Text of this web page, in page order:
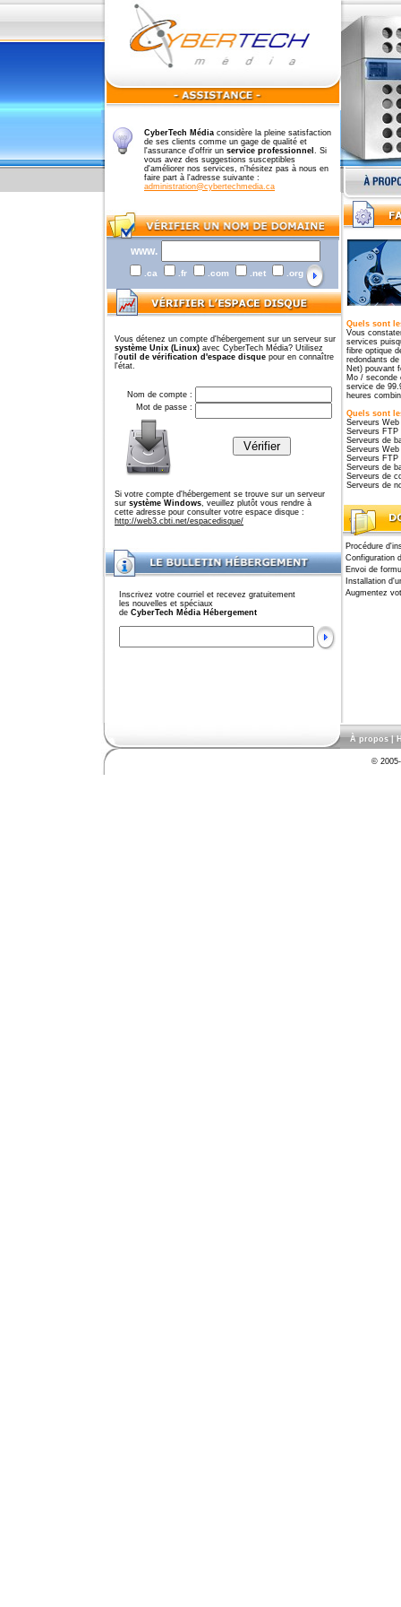
CyberTech Média considère la pleine satisfaction
de ses clients comme un gage de qualité et
l'assurance d'offrir un service professionnel . Si
vous avez des suggestions susceptibles
d'améliorer nos services, n'hésitez pas à nous en
faire part à l'adresse suivante :
administration@cybertechmedia.ca
www.
.ca .fr .com .net .org
Vous détenez un compte d'hébergement sur un serveur sur
système Unix (Linux) avec CyberTech Média? Utilisez
l'outil de vérification d'espace disque pour en connaître
l'état.
Nom de compte :
Mot de passe :
Si votre compte d'hébergement se trouve sur un serveur
sur système Windows, veuillez plutôt vous rendre à
cette adresse pour consulter votre espace disque :
http://web3.cbti.net/espacedisque/
Inscrivez votre courriel et recevez gratuitement
les nouvelles et spéciaux
de CyberTech Média Hébergement
Quels sont
Vous
services
fibre optique
redondants
Net) pouvant
Mo / seconde
service de
heures
Quels sont
Serveurs
Serveurs
Serveurs de
Serveurs
Serveurs
Serveurs de
Serveurs de
Serveurs de
Procédure
Configuration
Envoi de
Installation
Augmentez
À propos|
©